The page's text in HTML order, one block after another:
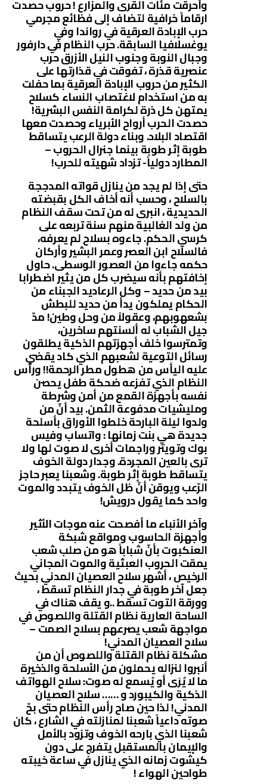
وأحرقت مئات القرى والمزارع ! حروب حصدت
ارقاماً خرافية لتضاف إلى فظائع مجرمي
حرب الإبادة العرقية في رواندا وفي
يوغسلافيا السابقة. حرب النظام في دارفور
وجبال النوبة وجنوب النيل الأزرق حرب
عنصرية قذرة ، تفوقت في قذارتها على
الكثير من حروب الإبادة العرقية بما حفلت
به من استخدام لاغتصاب النساء كسلاح
يمتهن كل ذرة لكرامة النفس البشرية!
حصدت الحرب أرواح الأبرياء وحصدت معها
اقتصاد البلاد. وبناء دولة الرعب يتساقط
طوبة إثر طوبة بينما جنرال الحروب –
المطارد دولياً- تزداد شهيته للحرب!
حتى إذا لم يجد من ينازل قواته المدججة
بالسلاح ، وحسب أنه أخاف الكل بقبضته
الحديدية ، انبرى له من تحت سقف النظام
من ولد الغالبية منهم سنة تربعه على
كرسي الحكم. جاءوه بسلاح لم يعرفه،
فالسلاح ابن العصر وعمر البشير وأركان
حكمه جاءوا من العصور الوسطى. حاول
إخافتهم بأنه سيضرب كل من يثير اضطرابا
بيد من حديد – وكل الرعاديد الجبناء من
الحكام يملكون يدأ من حديد للبطش
بشعهوبهم، وعقولاً من وحل وطين! مدّ
جيل الشباب له ألسنتهم ساخرين،
وتمترسوا خلف أجهزتهم الذكية يطلقون
رسائل التوعية لشعبهم الذي كاد يقضي
عليه اليأس من هطول مطر الرحمة!! ورأس
النظام الذي تفزعه ضحكة طفل يحصن
نفسه بأجهزة القمع من أمن وشرطة
ومليشيات مدفوعة الثمن. بيد أنّ من
ولدوا ليلة البارحة خلطوا الأوراق بأسلحة
جديدة هي بنت زمانها : واتساب وفيس
بوك وتويتر وراجمات أخرى لا صوت لها ولا
ترى بالعين المجردة. وجدار دولة الخوف
يتساقط طوبة إثر طوبة. وشعبنا يعبر حاجز
الرّعب ويوقن أنّ ظل الخوف يتبدد والموت
واحد كما يقول درويش!
وآخر الأنباء ما أفصحت عنه موجات الأثير
وأجهزة الحاسوب ومواقع شبكة
العنكبوت بأنّ شباباً هو من صلب شعب
يمقت الحروب العبثية والموت المجاني
الرخيص ، أشهر سلاح العصيان المدني بحيث
جعل آخر طوبة في جدار النظام تسقط ،
وورقة التوت تسقط ..و يقف هناك في
الساحة العارية نظام القتلة واللصوص في
مواجهة شعب يصرعهم بسلاح الصمت –
سلاح العصيان المدني!
مشكلة نظام القتلة واللصوص أن من
أنبروا لنزاله يحملون من الأسلحة والذخيرة
ما لا يُرَى أو يُسمع له صوت: سلاح الهواتف
الذكية والكيبورد و …… سلاح العصيان
المدني! لذا حين صاح رأس النظام حتى بحّ
صوته داعياً شعبنا لمنازلته في الشارع ، كان
شعبنا الذي بارحه الخوف وتزود بالأمل
والإيمان بالمستقبل يتفرج على دون
كيشوت زمانه الذي ينازل في ساعة خيبته
طواحين الهواء !